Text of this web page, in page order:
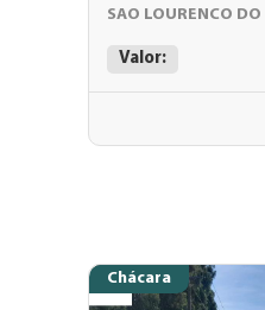
SAO LOURENCO
Valor:
Chácara